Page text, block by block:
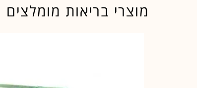
מוצרי בריאות מומלצים